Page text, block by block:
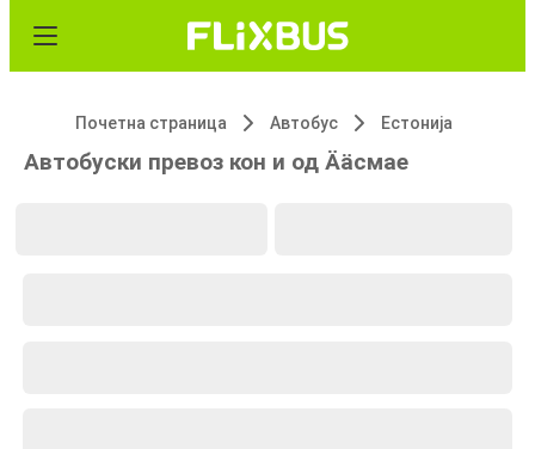
Почетна страница Автобус Естонија
Автобуски превоз кон и од Ääсмае